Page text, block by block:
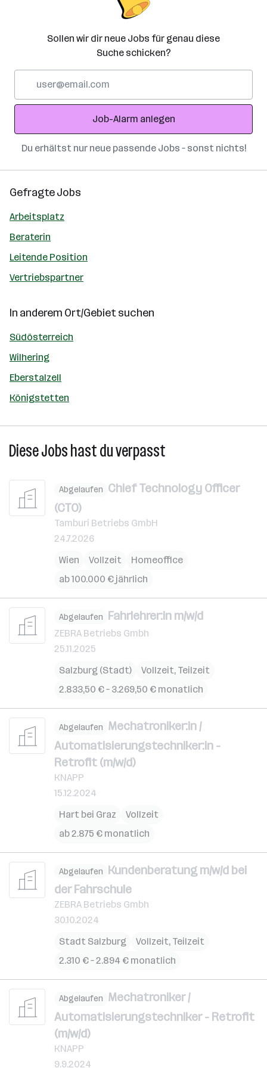
Sollen wir dir neue Jobs für genau diese
Suche schicken?
Adresse
Job-Alarm anlegen
Du erhältst nur neue passende Jobs – sonst nichts!
Gefragte Jobs
Arbeitsplatz
Beraterin
Leitende Position
Vertriebspartner
In anderem Ort/Gebiet suchen
Südösterreich
Wilhering
Eberstalzell
Königstetten
Diese Jobs hast du verpasst
Abgelaufen Chief Technology Officer
(CTO)
Tamburi Betriebs GmbH
24.7.2026
Wien
Vollzeit
Homeoffice
ab 100.000 € jährlich
Abgelaufen Fahrlehrer:in m/w/d
ZEBRA Betriebs Gmbh
25.11.2025
Salzburg (Stadt)
Vollzeit, Teilzeit
2.833,50 € – 3.269,50 € monatlich
Abgelaufen Mechatroniker:in /
Automatisierungstechniker:in -
Retrofit (m/w/d)
KNAPP
15.12.2024
Hart bei Graz
Vollzeit
ab 2.875 € monatlich
Abgelaufen Kundenberatung m/w/d bei
der Fahrschule
ZEBRA Betriebs Gmbh
30.10.2024
Stadt Salzburg
Vollzeit, Teilzeit
2.310 € – 2.894 € monatlich
Abgelaufen Mechatroniker /
Automatisierungstechniker - Retrofit
(m/w/d)
KNAPP
9.9.2024